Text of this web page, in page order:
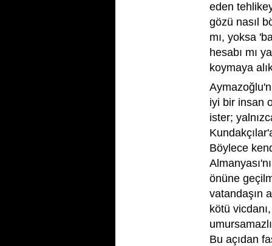
eden
gözü nasıl
mı, yoksa
hesabı mı
koymaya
iyi bir insan
ister;
Böylece
önüne
vatandaşın
kötü vicdanı,
Bu açıdan